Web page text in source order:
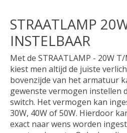
STRAATLAMP
INSTELBAAR
Met de STRAATLAMP - 20W
kiest men altijd de juiste
bovenzijde van het armatuur
gewenste vermogen instellen
switch. Het vermogen kan
30W, 40W of 50W. Hierdoor
exact naar wens worden